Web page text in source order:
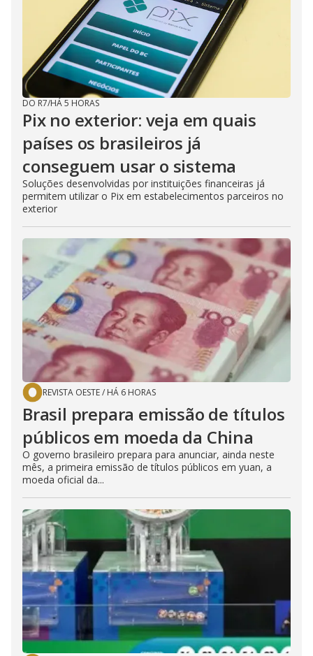
DO R7/HÁ 5 HORAS
Pix no exterior: veja em quais
países os brasileiros já
conseguem usar o sistema
Soluções desenvolvidas por instituições financeiras já
permitem utilizar o Pix em estabelecimentos parceiros no
exterior
REVISTA OESTE/ HÁ 6 HORAS
Brasil prepara emissão de títulos
públicos em moeda da China
O governo brasileiro prepara para anunciar, ainda neste
mês, a primeira emissão de títulos públicos em yuan, a
moeda oficial da...